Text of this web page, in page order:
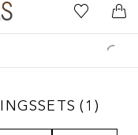
Naar Douglas Home
Naar Mijn
1
(1 )